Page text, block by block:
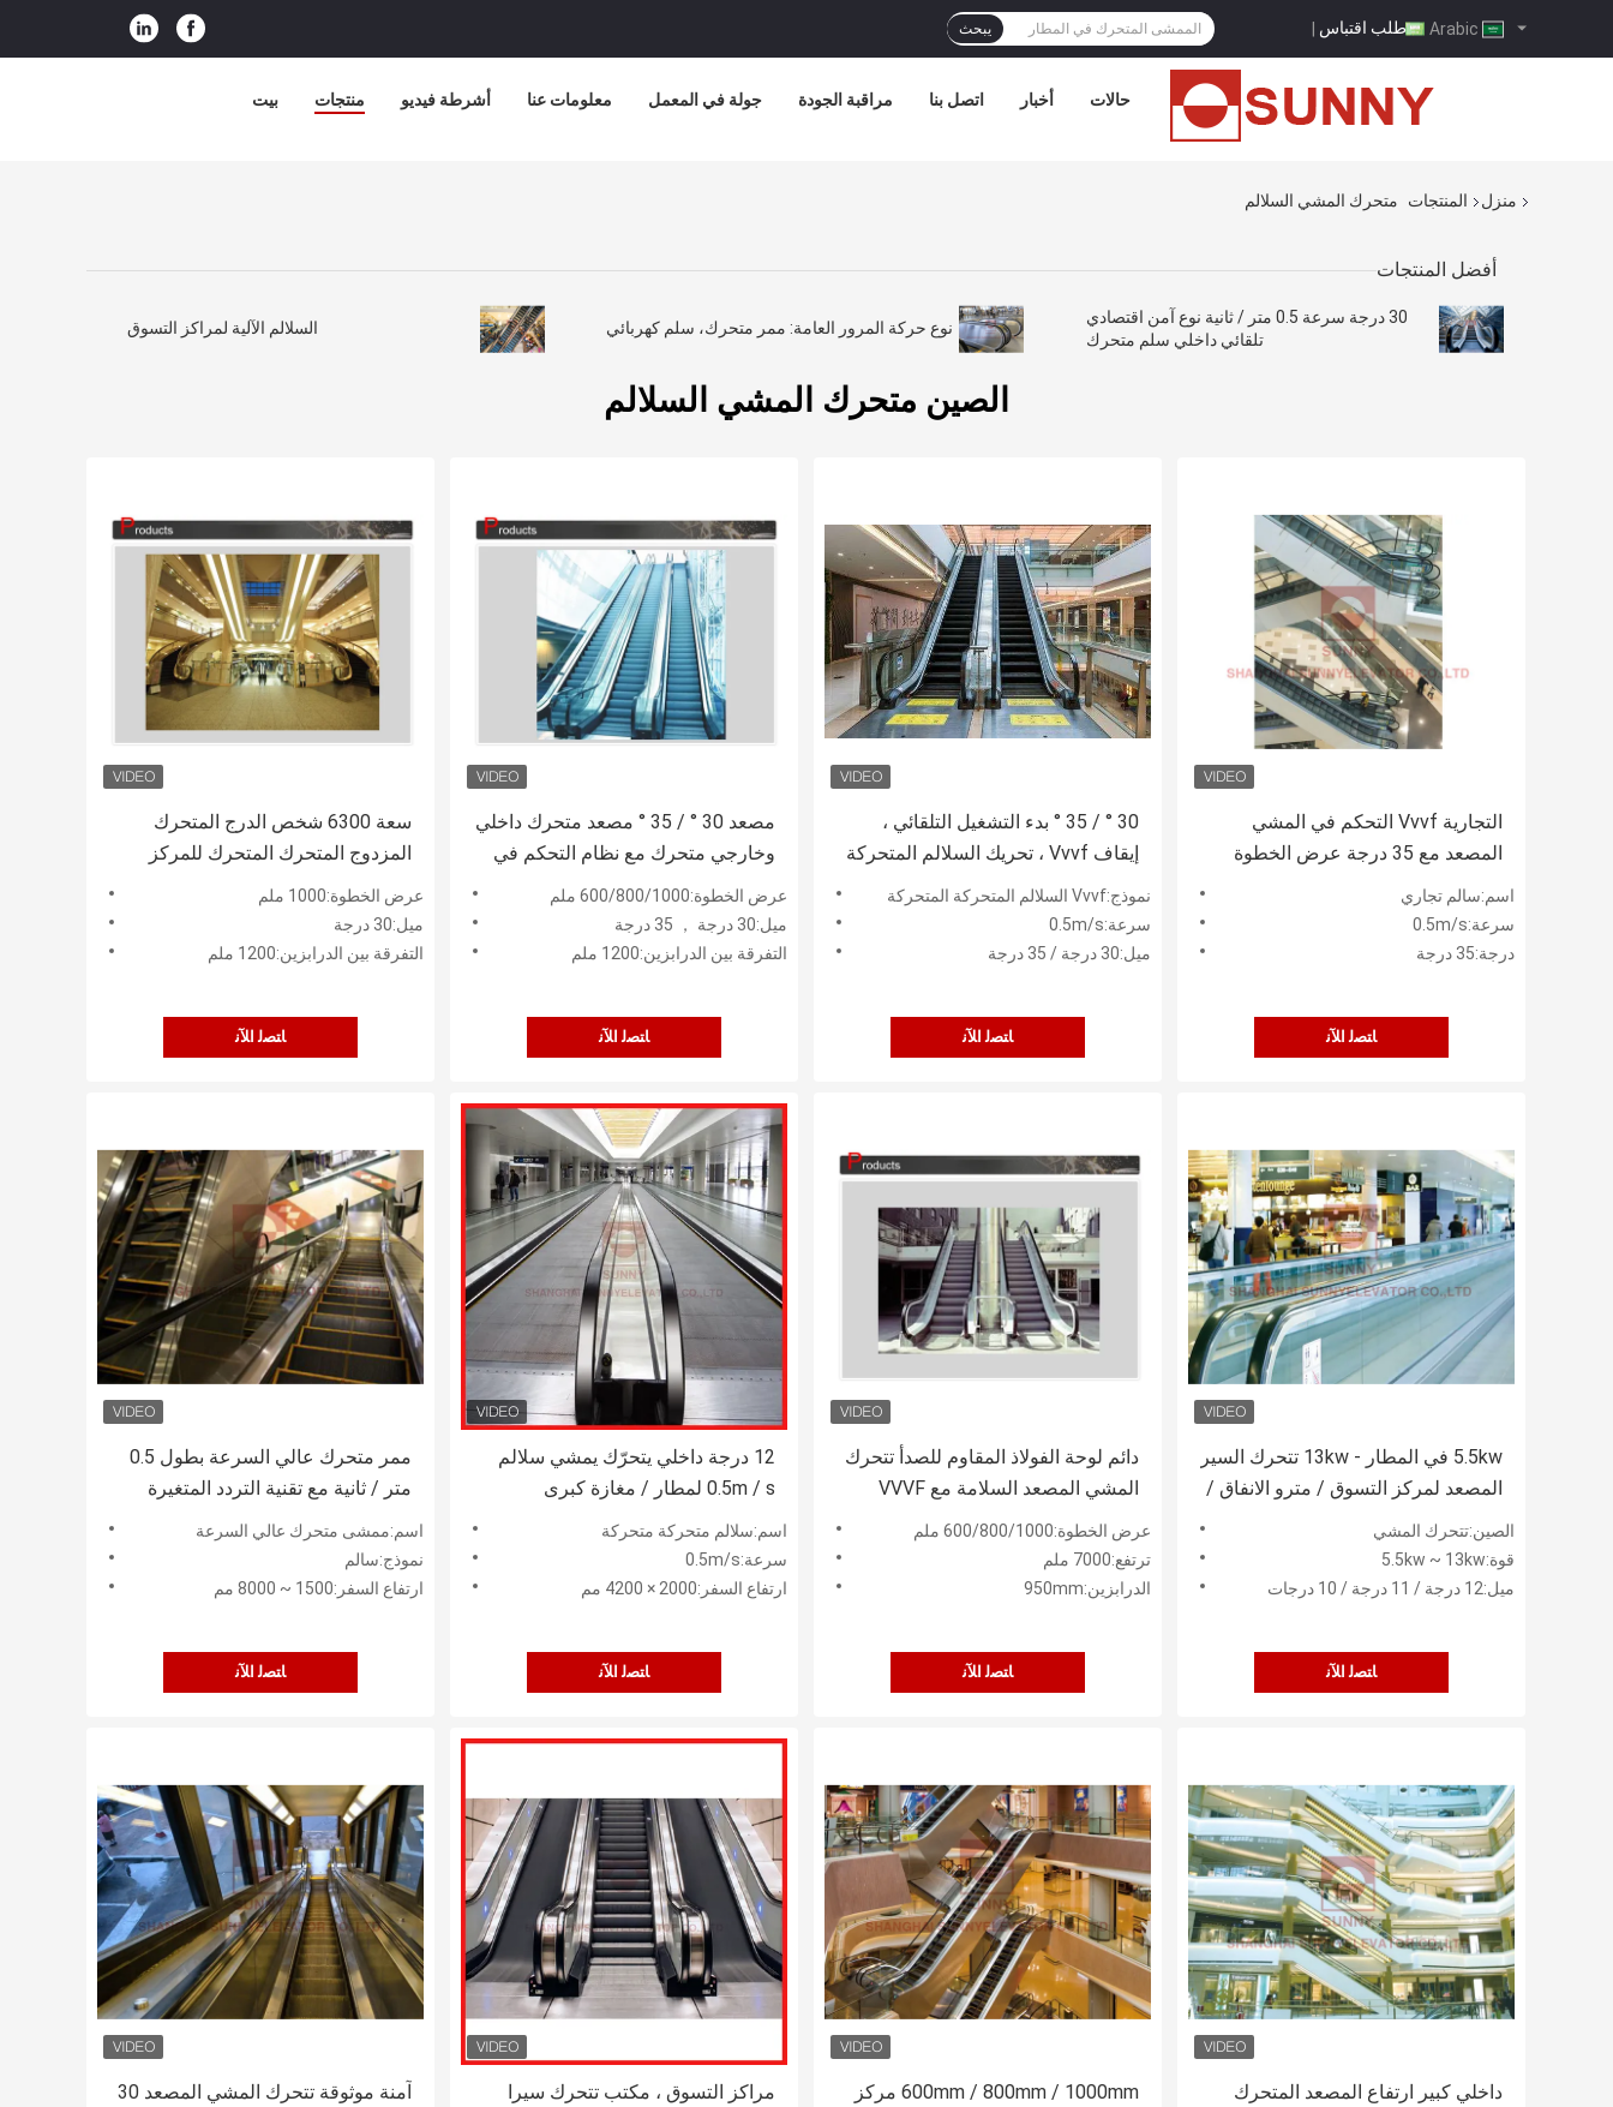
طلب اقتباس | يبحث
بيت منتجات أشرطة فيديو معلومات عنا جولة في المعمل مراقبة الجودة اتصل بنا أخبار حالات
منزل المنتجات متحرك المشي السلالم
أفضل المنتجات
السلالم الآلية لمراكز التسوق نوع حركة المرور العامة: ممر متحرك، سلم كهربائي
30 درجة سرعة 0.5 متر / ثانية نوع آمن اقتصادي
تلقائي داخلي سلم متحرك
الصين متحرك المشي السلالم
سعة 6300 شخص الدرج المتحرك
المزدوج المتحرك المتحرك للمركز
التجاري
عرض الخطوة:1000 ملم
ميل:30 درجة
التفرقة بين الدرابزين:1200 ملم
ﺎﺘﺼﻟ ﺍﻶﻧ
مصعد 30 ° / 35 ° مصعد متحرك داخلي
وخارجي متحرك مع نظام التحكم في
القيادة VVVF
عرض الخطوة:600/800/1000 ملم
ميل:30 درجة ， 35 درجة
التفرقة بين الدرابزين:1200 ملم
ﺎﺘﺼﻟ ﺍﻶﻧ
30 ° / 35 ° بدء التشغيل التلقائي ،
إيقاف Vvvf ، تحريك السلالم المتحركة
لمركز التسوقنموذج:Vvvf السلالم المتحركة المتحركة
سرعة:0.5m/s
ميل:30 درجة / 35 درجة
ﺎﺘﺼﻟ ﺍﻶﻧ
التجارية Vvvf التحكم في المشي
المصعد مع 35 درجة عرض الخطوة
اسم:سالم تجاري
سرعة:0.5m/s
درجة:35 درجة
ﺎﺘﺼﻟ ﺍﻶﻧ
ممر متحرك عالي السرعة بطول 0.5
متر / ثانية مع تقنية التردد المتغيرة
اسم:ممشى متحرك عالي السرعة
نموذج:سالم
ارتفاع السفر:1500 ~ 8000 مم
ﺎﺘﺼﻟ ﺍﻶﻧ
12 درجة داخلي يتحرّك يمشي سلالم
0.5m / s لمطار / مغازة كبرى
اسم:سلالم متحركة متحركة
سرعة:0.5m/s
ارتفاع السفر:2000 × 4200 مم
ﺎﺘﺼﻟ ﺍﻶﻧ
دائم لوحة الفولاذ المقاوم للصدأ تتحرك
المشي المصعد السلامة مع VVVF
عرض الخطوة:600/800/1000 ملم
ترتفع:7000 ملم
الدرابزين:950mm
ﺎﺘﺼﻟ ﺍﻶﻧ
5.5kw في المطار - 13kw تتحرك السير
المصعد لمركز التسوق / مترو الانفاق /
الصين:تتحرك المشي
قوة:5.5kw ~ 13kw
ميل:12 درجة / 11 درجة / 10 درجات
ﺎﺘﺼﻟ ﺍﻶﻧ
آمنة موثوقة تتحرك المشي المصعد 30
مراكز التسوق ، مكتب تتحرك سيرا
600mm / 800mm / 1000mm مركز
داخلي كبير ارتفاع المصعد المتحرك